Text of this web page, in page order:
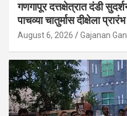
गणगापूर दत्तक्षेत्रात दंडी
पाचव्या चातुर्मास दीक्षेला
August 6, 2026 Gajanan